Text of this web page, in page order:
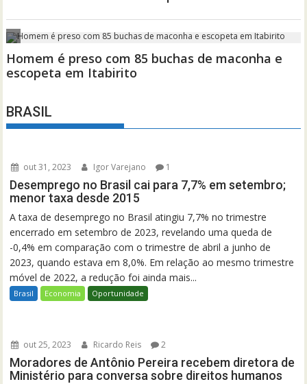
BRASIL
out 31, 2023 Igor Varejano 1
Desemprego no Brasil cai para 7,7% em setembro;
menor taxa desde 2015
A taxa de desemprego no Brasil atingiu 7,7% no trimestre
encerrado em setembro de 2023, revelando uma queda de
-0,4% em comparação com o trimestre de abril a junho de
2023, quando estava em 8,0%. Em relação ao mesmo trimestre
móvel de 2022, a redução foi ainda mais...
Brasil Economia Oportunidade
out 25, 2023 Ricardo Reis 2
Moradores de Antônio Pereira recebem diretora de
Ministério para conversa sobre direitos humanos